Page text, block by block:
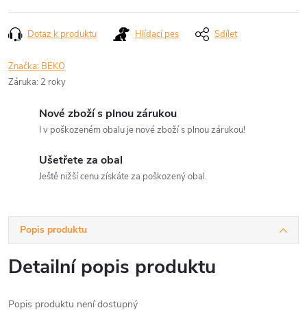
Dotaz k produktu Hlídací pes Sdílet
Značka: BEKO
Záruka: 2 roky
Nové zboží s plnou zárukou
I v poškozeném obalu je nové zboží s plnou zárukou!
Ušetřete za obal
Ještě nižší cenu získáte za poškozený obal.
Popis produktu
Detailní popis produktu
Popis produktu není dostupný